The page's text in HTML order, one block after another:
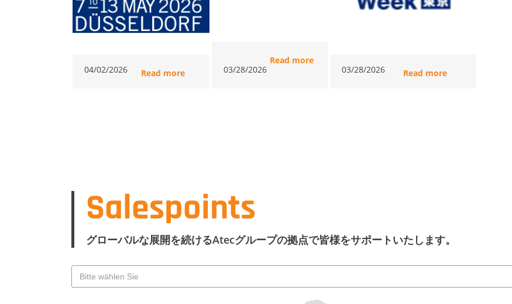
Read more
04/02/2026
Read more
03/28/2026
Read more
03/28/2026
Salespoints
グローバルな展開を続けるAtecグループの拠点で皆様をサポートいたします。